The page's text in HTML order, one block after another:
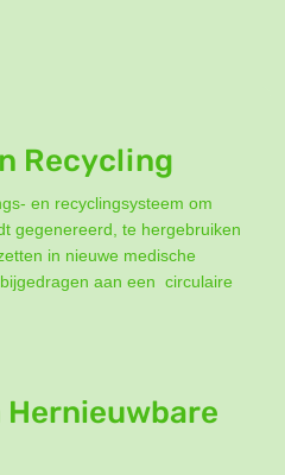
Recycling
en recyclingsysteem om
gegenereerd, te hergebruiken
in nieuwe medische
aan een circulaire